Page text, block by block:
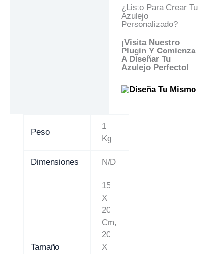
¿Listo Para Crear Tu
Azulejo
Personalizado?
¡Visita Nuestro
Plugin Y Comienza
A Diseñar Tu
Azulejo Perfecto!
Peso
1
Kg
Dimensiones N/D
Tamaño
15
X
20
Cm,
20
X